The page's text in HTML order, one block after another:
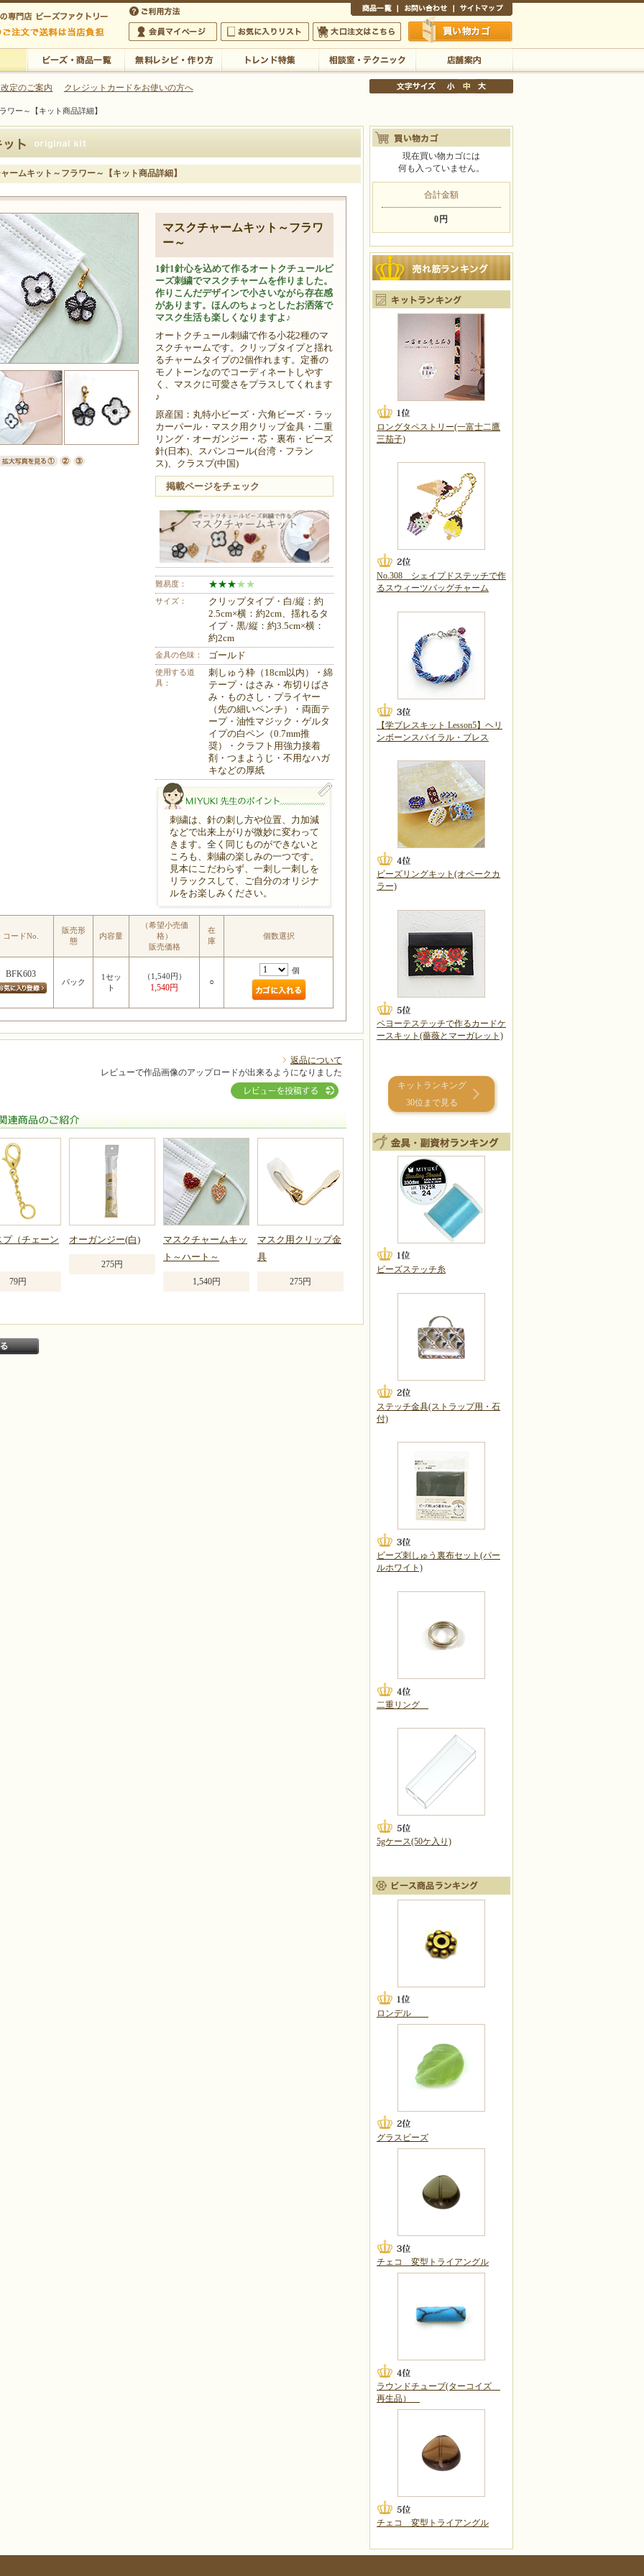
クセサリーの専門店
専門店 ビーズファクトリー 5,000円以上のご注文で送料は当店が負担いたします
5,000円以上のご注文で送料は当店が負担いたします
会員マイページ
お気に入りリスト 大口注文はこちら 買い物かご
店舗案内
定のご案内 クレジットカードをお使いの方へ
ワー～【キット商品詳細】
ームキット～フラワー～【キット商品詳細】
マスクチャームキット～フラワ
ー～
1針1針心を込めて作るオートクチュールビ
ーズ刺繍でマスクチャームを作りました。
作りこんだデザインで小さいながら存在感
があります。ほんのちょっとしたお洒落で
マスク生活も楽しくなりますよ♪
オートクチュール刺繍で作る小花2種のマ
スクチャームです。クリップタイプと揺れ
るチャームタイプの2個作れます。定番の
モノトーンなのでコーディネートしやす
く、マスクに可愛さをプラスしてくれます
♪
原産国：丸特小ビーズ・六角ビーズ・ラッ
カーパール・マスク用クリップ金具・二重
リング・オーガンジー・芯・裏布・ビーズ
針(日本)、スパンコール(台湾・フラン
ス)、クラスプ(中国)
掲載ページをチェック
難易度： ★★★★★
サイズ：
クリップタイプ・白/縦：約
2.5cm×横：約2cm、揺れるタ
イプ・黒/縦：約3.5cm×横：
約2cm
金具の色味： ゴールド
使用する道
具：
刺しゅう枠（18cm以内）・綿
テープ・はさみ・布切りばさ
み・ものさし・プライヤー
（先の細いペンチ）・両面テ
ープ・油性マジック・ゲルタ
イプの白ペン（0.7mm推
奨）・クラフト用強力接着
剤・つまようじ・不用なハガ
キなどの厚紙
MIYUKI先生のポイント
刺繍は、針の刺し方や位置、力加減
などで出来上がりが微妙に変わって
きます。全く同じものができないと
ころも、刺繍の楽しみの一つです。
見本にこだわらず、一刺し一刺しを
リラックスして、ご自分のオリジナ
ルをお楽しみください。
コードNo.
販売形
態
内容量
（希望小売価
格）
販売価格
在
庫
個数選択
BFK603
パック
1セッ
ト
（1,540円）
1,540円
○
個
返品について
レビューで作品画像のアップロードが出来るようになりました
関連商品のご紹介
プ（チェーン
79円
オーガンジー(白)
275円
マスクチャームキッ
ト～ハート～
1,540円
マスク用クリップ金
具
275円
現在買い物カゴには
何も入っていません。
合計金額
0円
ロングタペストリー(一富士二鷹
三茄子)
No.308 シェイプドステッチで作
るスウィーツバッグチャーム
【学ブレスキット Lesson5】ヘリ
ンボーンスパイラル・ブレス
ビーズリングキット(オペークカ
ラー)
ペヨーテステッチで作るカードケ
ースキット(薔薇とマーガレット)
キットランキング
30位まで見る
ビーズステッチ糸
ステッチ金具(ストラップ用・石
付)
ビーズ刺しゅう裏布セット(パー
ルホワイト)
二重リング
5gケース(50ケ入り)
ロンデル
グラスビーズ
チェコ 変型トライアングル
ラウンドチューブ(ターコイズ
再生品）
チェコ 変型トライアングル